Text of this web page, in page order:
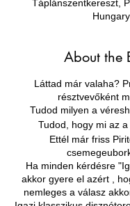
Táplánszentkereszt,
Hungary
About the
Láttad már valaha?
résztvevőként
Tudod milyen a
Tudod, hogy mi az
Ettél már friss
Ha minden kérdésre
akkor gyere el azért ,
nemleges a válasz